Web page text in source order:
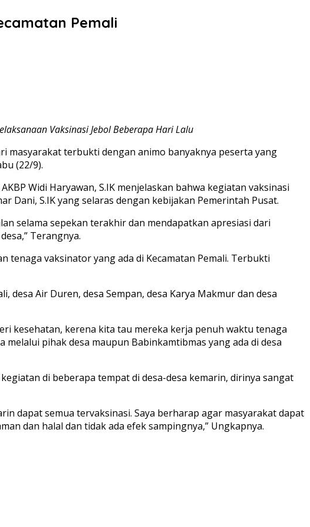
Pemali
Vaksinasi Jebol Beberapa Hari Lalu
masyarakat terbukti dengan animo banyaknya peserta yang
(22/9).
Widi Haryawan, S.IK menjelaskan bahwa kegiatan vaksinasi
Dani, S.IK yang selaras dengan kebijakan Pemerintah Pusat.
selama sepekan terakhir dan mendapatkan apresiasi dari
Terangnya.
tenaga vaksinator yang ada di Kecamatan Pemali. Terbukti
desa Air Duren, desa Sempan, desa Karya Makmur dan desa
kesehatan, kerena kita tau mereka kerja penuh waktu tenaga
pihak desa maupun Babinkamtibmas yang ada di desa
di beberapa tempat di desa-desa kemarin, dirinya sangat
dapat semua tervaksinasi. Saya berharap agar masyarakat dapat
dan halal dan tidak ada efek sampingnya,” Ungkapnya.